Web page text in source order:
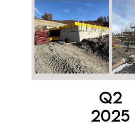
Q2
2025